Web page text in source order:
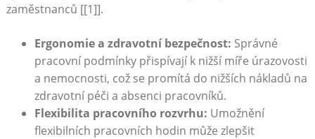
zaměstnanců [[1]].
Ergonomie a zdravotní bezpečnost: Správné
pracovní podmínky přispívají k ⁢nižší míře úrazovosti
a nemocnosti, což se promítá do nižších nákladů⁢ na‌
zdravotní péči a absenci pracovníků.
Flexibilita pracovního ‍rozvrhu: Umožnění
flexibilních‌ pracovních hodin může zlepšit